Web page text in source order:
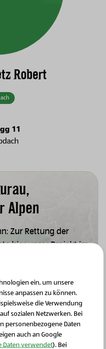
Robert
11
Alpen
Zur Rettung der
hier unser Projekt im
Milch-Bäuerinnen
großartige
dieser Region.
ein, um unsere
anpassen zu können.
die Verwendung
sozialen Netzwerken. Bei
personenbezogene Daten
auch an Google
Daten verwendet). Bei